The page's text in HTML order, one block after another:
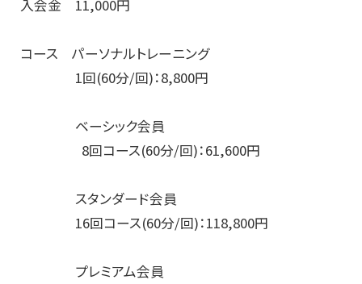
入会金 11,000円
コース パーソナルトレーニング
1回(60分/回)：8,800円
ベーシック会員
8回コース(60分/回)：61,600円
スタンダード会員
16回コース(60分/回)：118,800円
プレミアム会員